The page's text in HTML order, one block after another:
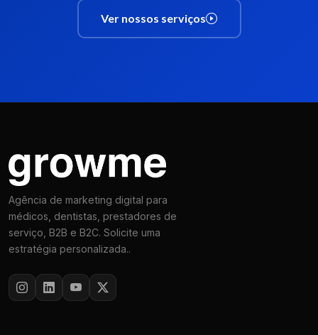
Ver nossos serviços
Agência de marketing digital para
médicos, dentistas, prestadores de
serviço, B2B e B2C. Solicite uma
estratégia personalizada..